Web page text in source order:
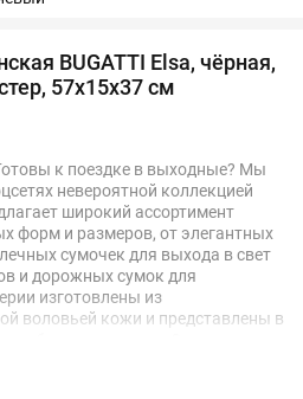
BUGATTI Elsa, чёрная,
57х15х37 см
невероятной коллекцией
широкий ассортимент
форм и размеров, от элегантных
сумочек для выхода в свет
и дорожных сумок для
изготовлены из
воловьей кожи и представлены в
очарование каждой